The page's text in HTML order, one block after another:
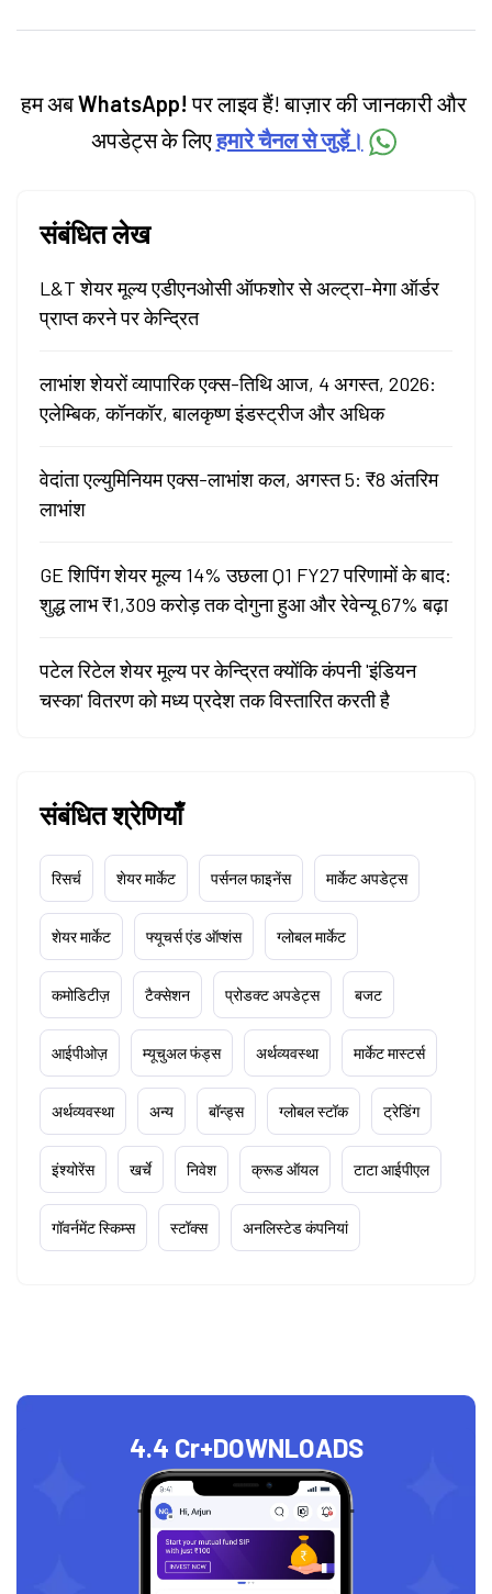
categories.
हम अबWhatsApp! पर लाइव हैं! बाज़ार की जानकारी और
अपडेट्स के लिएहमारे चैनल से जुड़ें।
संबंधित लेख
L&T शेयर मूल्य एडीएनओसी ऑफशोर से अल्ट्रा-मेगा ऑर्डर
प्राप्त करने पर केन्द्रित
लाभांश शेयरों व्यापारिक एक्स-तिथि आज, 4 अगस्त, 2026:
एलेम्बिक, कॉनकॉर, बालकृष्ण इंडस्ट्रीज और अधिक
वेदांता एल्युमिनियम एक्स-लाभांश कल, अगस्त 5: ₹8 अंतरिम
लाभांश
GE शिपिंग शेयर मूल्य 14% उछला Q1 FY27 परिणामों के बाद:
शुद्ध लाभ ₹1,309 करोड़ तक दोगुना हुआ और रेवेन्यू 67% बढ़ा
पटेल रिटेल शेयर मूल्य पर केन्द्रित क्योंकि कंपनी 'इंडियन
चस्का' वितरण को मध्य प्रदेश तक विस्तारित करती है
संबंधित श्रेणियाँ
रिसर्च शेयर मार्केट पर्सनल फाइनेंस मार्केट अपडेट्स
शेयर मार्केट फ्यूचर्स एंड ऑप्शंस ग्लोबल मार्केट
कमोडिटीज़ टैक्सेशन प्रोडक्ट अपडेट्स बजट
आईपीओज़ म्यूचुअल फंड्स अर्थव्यवस्था मार्केट मास्टर्स
अर्थव्यवस्था अन्य बॉन्ड्स ग्लोबल स्टॉक ट्रेडिंग
इंश्योरेंस खर्चे निवेश क्रूड ऑयल टाटा आईपीएल
गॉवर्नमेंट स्किम्स स्टॉक्स अनलिस्टेड कंपनियां
4.4 Cr+DOWNLOADS